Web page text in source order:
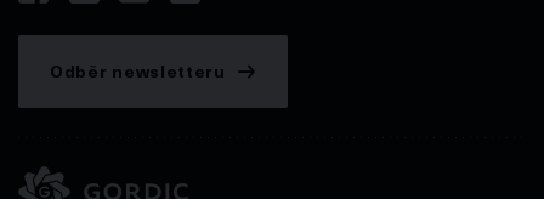
Odběr newsletteru